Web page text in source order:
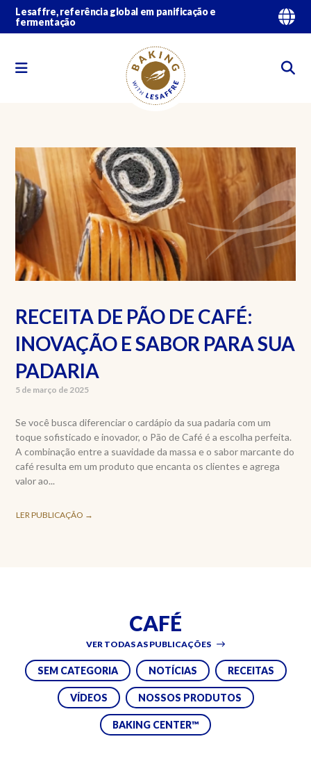
Lesaffre, referência global em panificação e
fermentação
RECEITA DE PÃO DE CAFÉ:
INOVAÇÃO E SABOR PARA SUA
PADARIA
5 de março de 2025
Se você busca diferenciar o cardápio da sua padaria com um
toque sofisticado e inovador, o Pão de Café é a escolha perfeita.
A combinação entre a suavidade da massa e o sabor marcante do
café resulta em um produto que encanta os clientes e agrega
valor ao...
LER PUBLICAÇÃO →
CAFÉ
VER TODAS AS PUBLICAÇÕES
SEM CATEGORIA NOTÍCIAS RECEITAS
VÍDEOS NOSSOS PRODUTOS
BAKING CENTER™